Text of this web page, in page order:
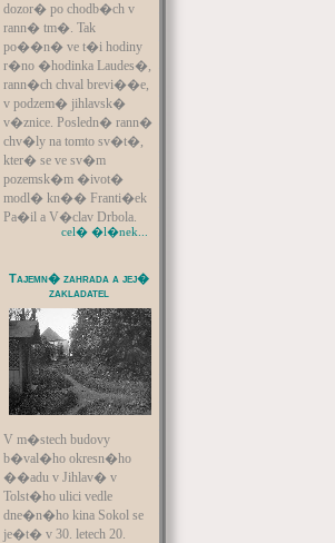
dozor� po chodb�ch v
rann� tm�. Tak
po��n� ve t�i hodiny
r�no �hodinka Laudes�,
rann�ch chval brevi��e,
v podzem� jihlavsk�
v�znice. Posledn� rann�
chv�ly na tomto sv�t�,
kter� se ve sv�m
pozemsk�m �ivot�
modl� kn�� Franti�ek
Pa�il a V�clav Drbola.
cel� �l�nek...
Tajemn� zahrada a jej�
zakladatel
V m�stech budovy
b�val�ho okresn�ho
��adu v Jihlav� v
Tolst�ho ulici vedle
dne�n�ho kina Sokol se
je�t� v 30. letech 20.